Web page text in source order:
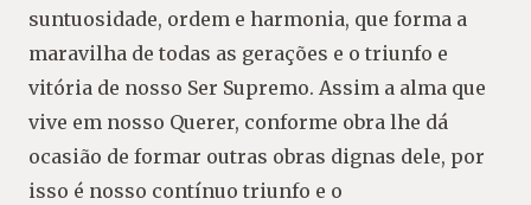
suntuosidade, ordem e harmonia, que forma a
maravilha de todas as gerações e o triunfo e
vitória de nosso Ser Supremo. Assim a alma que
vive em nosso Querer, conforme obra lhe dá
ocasião de formar outras obras dignas dele, por
isso é nosso contínuo triunfo e o